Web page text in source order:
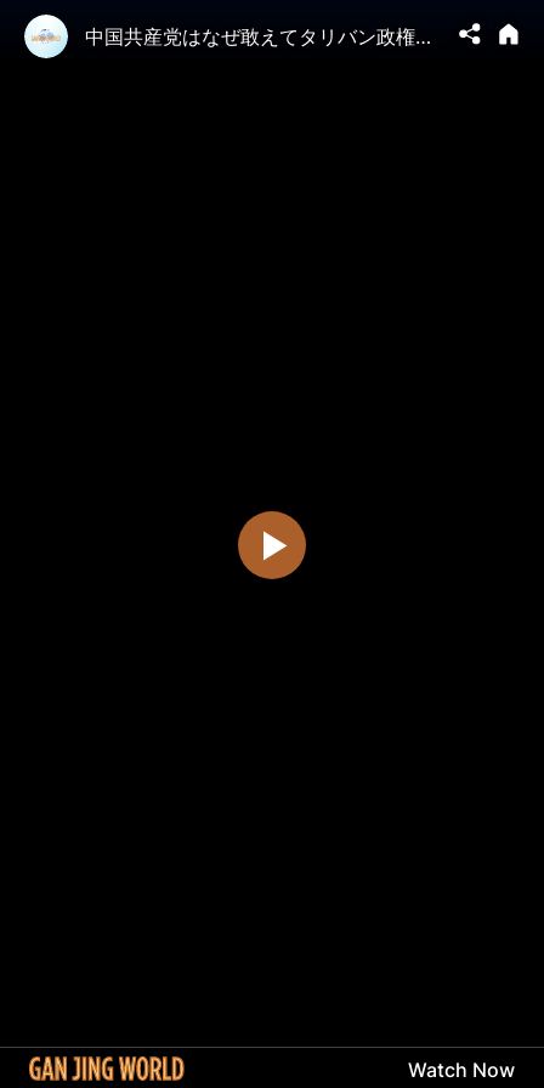
中国共産党はなぜ敢えてタリバン政権信任状を受け取ったのか？
Watch Now